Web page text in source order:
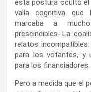
esta postura ocultó el
valía cognitiva que
marcaba a
prescindibles. La
relatos
para los votantes, y
para los financiadores.
Pero a medida que el